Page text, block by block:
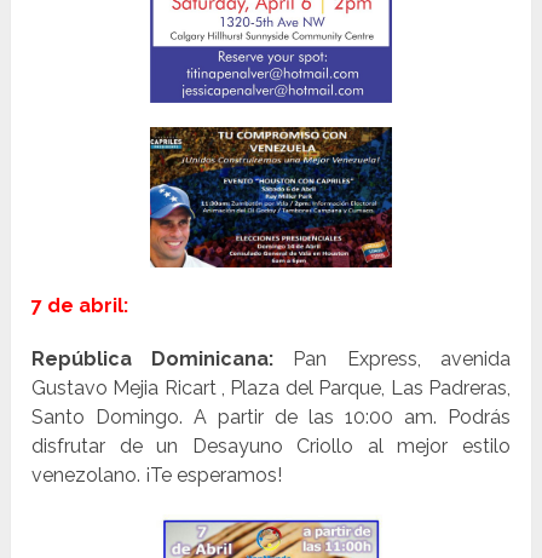
7 de abril:
República Dominicana: Pan Express, avenida
Gustavo Mejia Ricart , Plaza del Parque, Las Padreras,
Santo Domingo. A partir de las 10:00 am. Podrás
disfrutar de un Desayuno Criollo al mejor estilo
venezolano. ¡Te esperamos!